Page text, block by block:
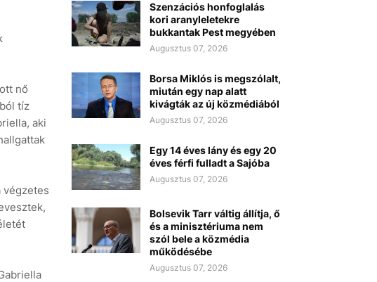
nő
tíz
aki
végzetes
Szenzációs honfoglalás
kori aranyleletekre
bukkantak Pest megyében
Augusztus 07, 2026
Borsa Miklós is megszólalt,
miután egy nap alatt
kivágták az új közmédiából
Augusztus 07, 2026
Egy 14 éves lány és egy 20
éves férfi fulladt a Sajóba
Augusztus 07, 2026
Bolsevik Tarr váltig állítja, ő
és a minisztériuma nem
szól bele a közmédia
működésébe
Augusztus 07, 2026